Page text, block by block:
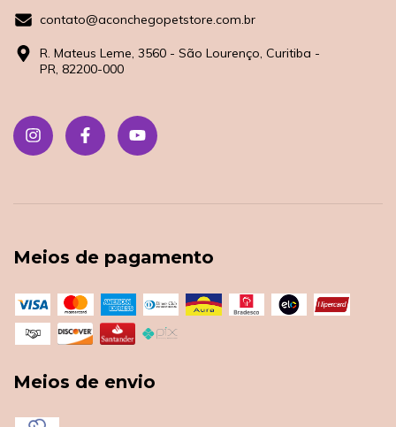
contato@aconchegopetstore.com.br
R. Mateus Leme, 3560 - São Lourenço, Curitiba -
PR, 82200-000
Meios de pagamento
Meios de envio